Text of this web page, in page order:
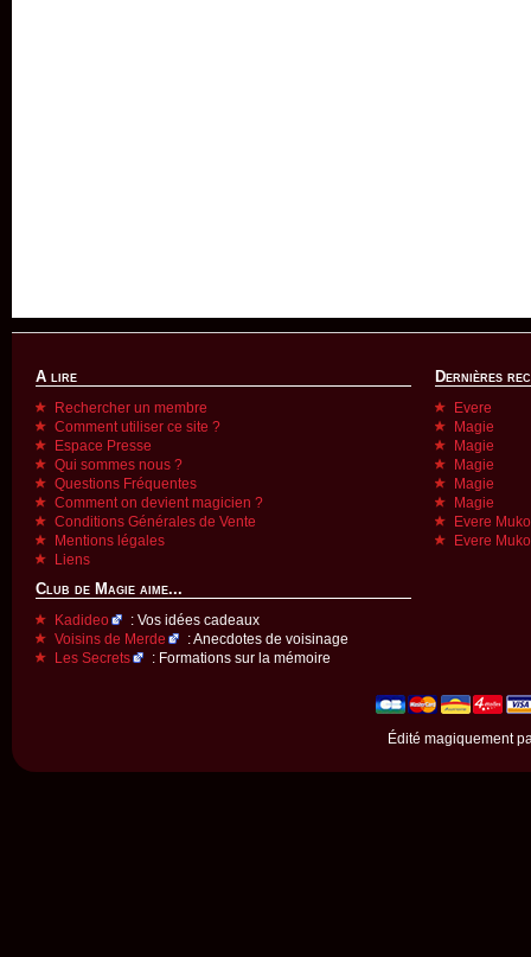
A lire
Rechercher un membre
Comment utiliser ce site ?
Espace Presse
Qui sommes nous ?
Questions Fréquentes
Comment on devient magicien ?
Conditions Générales de Vente
Mentions légales
Liens
Club de Magie aime...
Kadideo
: Vos idées cadeaux
Voisins de Merde
: Anecdotes de voisinage
Les Secrets
: Formations sur la mémoire
Dernières
Evere
Magie
Magie
Magie
Magie
Magie
Evere
Evere
Édité magiquement